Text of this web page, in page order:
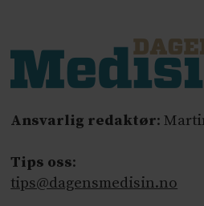
Ansvarlig redaktør:
Tips oss:
tips@dagensmedisin.no